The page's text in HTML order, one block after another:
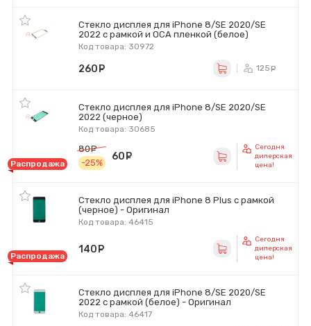
Стекло дисплея для iPhone 8/SE 2020/SE
2022 с рамкой и OCA пленкой (белое)
Код товара: 30972
260 125
Стекло дисплея для iPhone 8/SE 2020/SE
2022 (черное)
Код товара: 30685
Распродажа
80
руб.
-25%
60
Сегодня
дилерская
цена!
Стекло дисплея для iPhone 8 Plus с рамкой
(черное) - Оригинал
Код товара: 46415
Распродажа
140
Сегодня
дилерская
цена!
Стекло дисплея для iPhone 8/SE 2020/SE
2022 с рамкой (белое) - Оригинал
Код товара: 46417